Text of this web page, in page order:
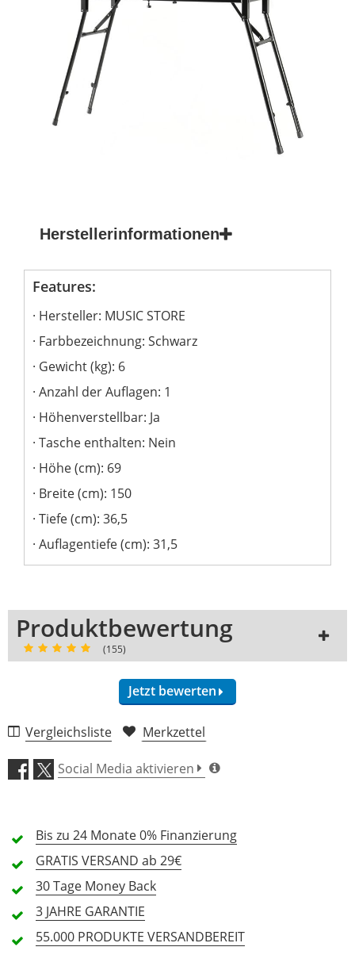
Herstellerinformationen
Features:
Hersteller: MUSIC STORE
Farbbezeichnung: Schwarz
Gewicht (kg): 6
Anzahl der Auflagen: 1
Höhenverstellbar: Ja
Tasche enthalten: Nein
Höhe (cm): 69
Breite (cm): 150
Tiefe (cm): 36,5
Auflagentiefe (cm): 31,5
Produktbewertung
(155)
Jetzt bewerten
Verarbeitung (4,6)
Preis/Leistung (4,7)
155 Rezensionen
5 Sterne
4 Sterne
3 Sterne
Vergleichsliste Merkzettel
Social Media aktivieren
Bis zu 24 Monate0% Finanzierung
GRATIS VERSAND ab 29€
30 Tage Money Back
3 JAHRE GARANTIE
55.000 PRODUKTE VERSANDBEREIT